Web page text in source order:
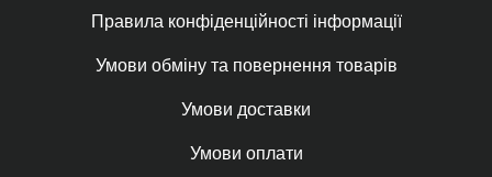
Правила конфіденційності інформації
Умови обміну та повернення товарів
Умови доставки
Умови оплати